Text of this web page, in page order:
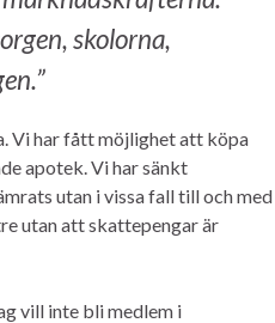
skolorna,
Vi har fått möjlighet att köpa
apotek. Vi har sänkt
utan i vissa fall till och med
utan att skattepengar är
vill inte bli medlem i